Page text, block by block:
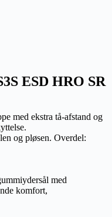
ESD HRO SR
med ekstra tå-afstand og
og pløsen. Overdel:
med
komfort,